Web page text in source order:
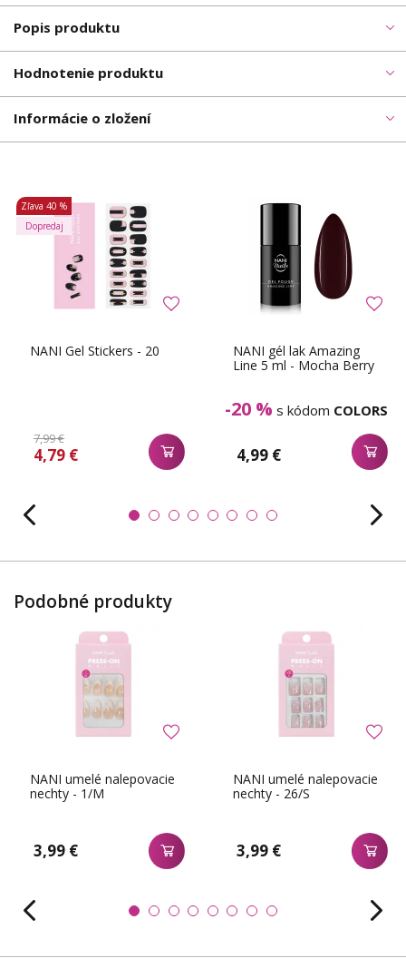
Popis produktu
Hodnotenie produktu
Informácie o zložení
NANI Gel Stickers - 20
7,99 €
4,79 €
Zľava 40 %
Dopredaj
NANI gél lak Amazing
Line 5 ml - Mocha Berry
-20 % s kódom COLORS
4,99 €
Podobné produkty
NANI umelé nalepovacie
nechty - 1/M
3,99 €
NANI umelé nalepovacie
nechty - 26/S
3,99 €